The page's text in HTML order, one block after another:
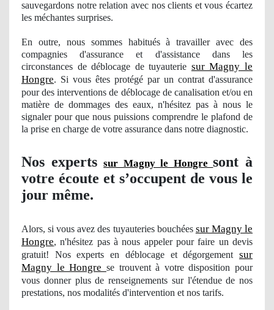
sauvegardons notre relation avec nos clients et vous écartez
les méchantes surprises.
En outre, nous sommes habitués à travailler avec des
compagnies d'assurance et d'assistance dans les
circonstances de déblocage de tuyauterie sur Magny le
Hongre. Si vous êtes protégé par un contrat d'assurance
pour des interventions de déblocage de canalisation et/ou en
matière de dommages des eaux, n'hésitez pas à nous le
signaler pour que nous puissions comprendre le plafond de
la prise en charge de votre assurance dans notre diagnostic.
Nos expertssur Magny le Hongresont à
votre écoute et s’occupent de vous le
jour même.
Alors, si vous avez des tuyauteries bouchées sur Magny le
Hongre, n'hésitez pas à nous appeler pour faire un devis
gratuit! Nos experts en déblocage et dégorgement sur
Magny le Hongre se trouvent à votre disposition pour
vous donner plus de renseignements sur l'étenduede nos
prestations, nos modalités d'intervention et nos tarifs.